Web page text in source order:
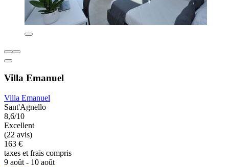
Villa Emanuel
Villa Emanuel
Sant'Agnello
8,6/10
Excellent
(22 avis)
163 €
taxes et frais compris
9 août - 10 août